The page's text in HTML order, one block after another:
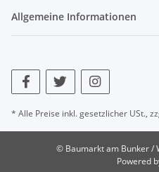
Allgemeine Informationen
* Alle Preise inkl. gesetzlicher USt.,
© Baumarkt am Bunker /
Powered